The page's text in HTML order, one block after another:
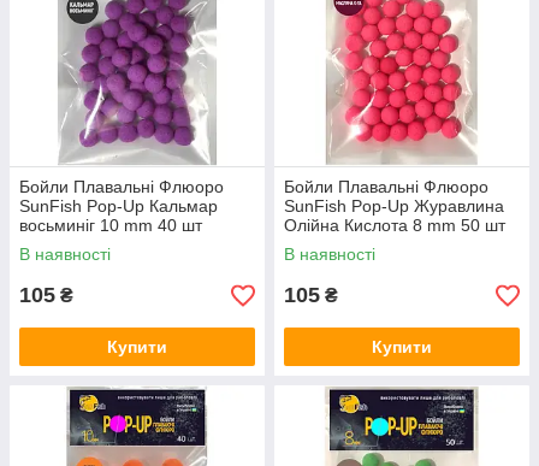
Бойли Плавальні Флюоро
SunFish Pop-Up Кальмар
восьминіг 10 mm 40 шт
(SF220839)
В наявності
105 ₴
Купити
Бойли Плавальні Флюоро
SunFish Pop-Up Журавлина
Олійна Кислота 8 mm 50 шт
(SF220647)
В наявності
105 ₴
Купити